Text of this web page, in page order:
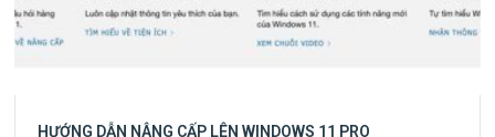
HƯỚNG DẪN NÂNG CẤP LÊN WINDOWS 11 PRO